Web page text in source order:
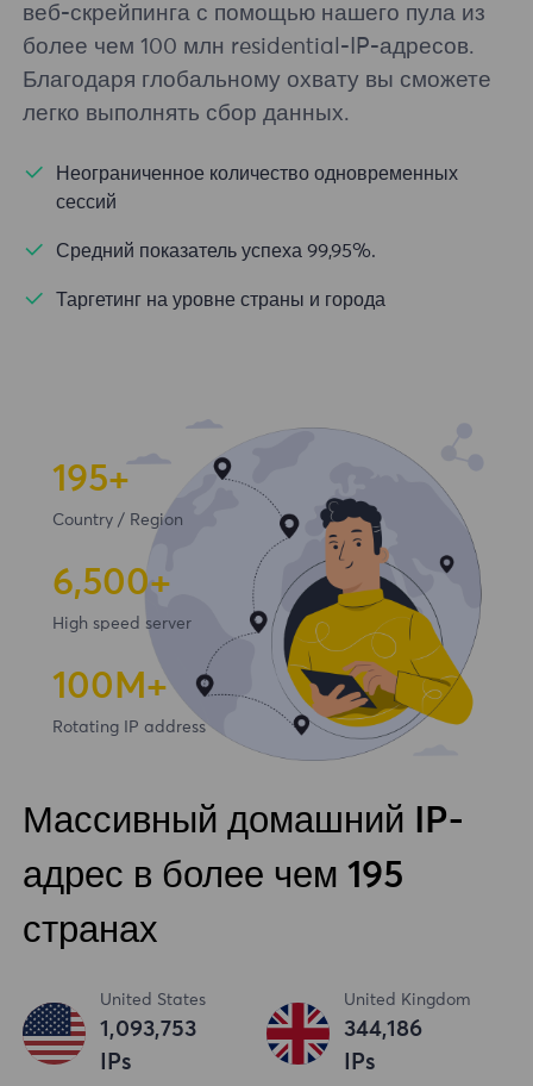
веб-скрейпинга с помощью нашего пула из
более чем 100 млн residential-IP-адресов.
Благодаря глобальному охвату вы сможете
легко выполнять сбор данных.
Неограниченное количество одновременных
сессий
Средний показатель успеха 99,95%.
Таргетинг на уровне страны и города
Массивный домашний IP-
адрес в более чем 195
странах
United States
1,093,753
IPs
United Kingdom
344,186
IPs
195+
Country / Region
6,500+
High speed server
100 M+
Rotating IP address